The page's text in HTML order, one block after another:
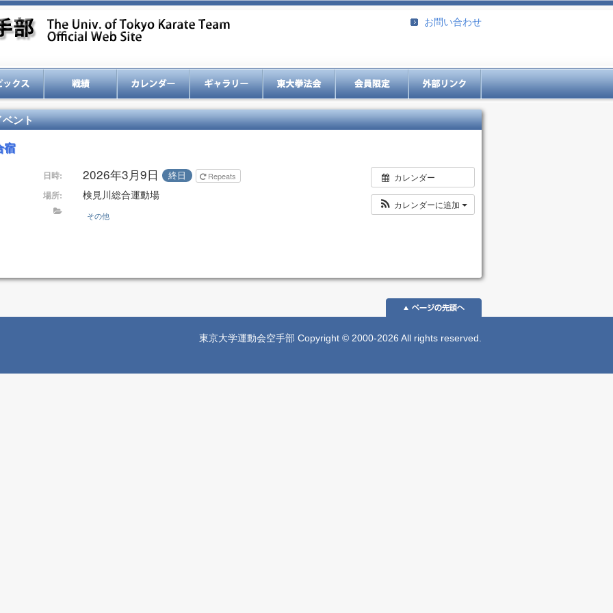
お問い合わせ
ベント
宿
カレンダー
カレンダーに追加
日時: 2026年3月9日 終日 Repeats
場所: 検見川総合運動場
その他
東京大学運動会空手部 Copyright © 2000-2026 All rights reserved.